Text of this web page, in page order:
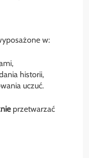
w:
historii,
uczuć.
przetwarzać